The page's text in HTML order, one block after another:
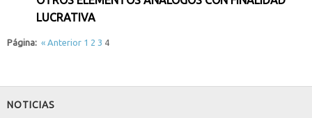
LUCRATIVA
Página: « Anterior 1 2 3 4
NOTICIAS